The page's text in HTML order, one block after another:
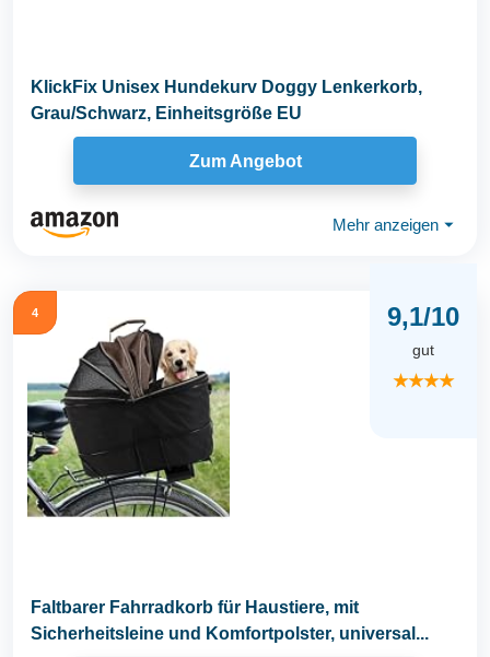
KlickFix Unisex Hundekurv Doggy Lenkerkorb,
Grau/Schwarz, Einheitsgröße EU
Zum Angebot
Mehr anzeigen ⏷
4 9,1/10
gut
★★★★
Faltbarer Fahrradkorb für Haustiere, mit
Sicherheitsleine und Komfortpolster, universal...